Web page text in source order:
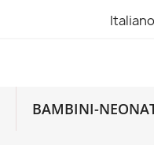
Italiano
BAMBINI-